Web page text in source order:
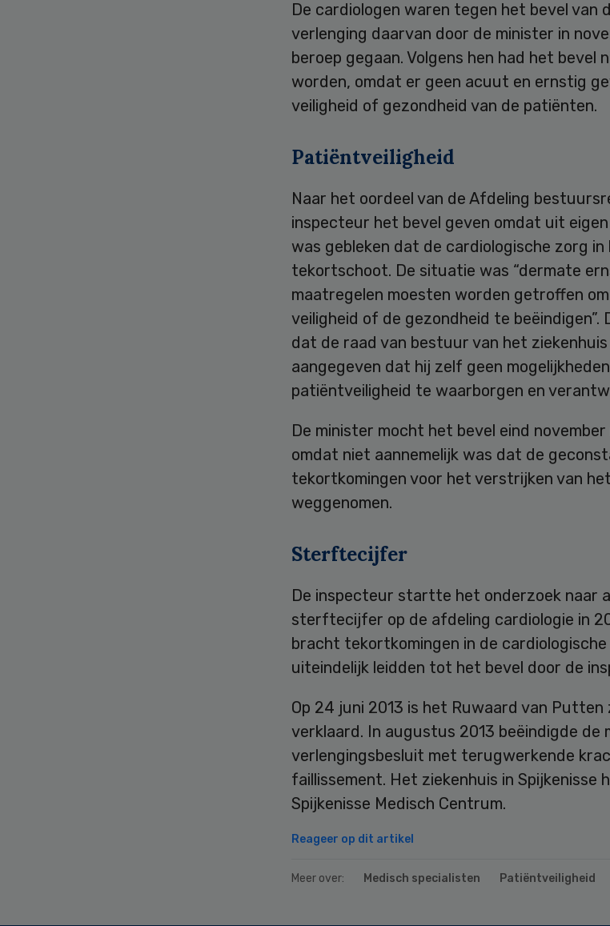
De cardiologen waren tegen het bevel van
verlenging daarvan door de minister in
beroep gegaan. Volgens hen had het bevel
worden, omdat er geen acuut en ernstig
veiligheid of gezondheid van de patiënten.
Patiëntveiligheid
Naar het oordeel van de Afdeling
inspecteur het bevel geven omdat uit
was gebleken dat de cardiologische zorg in
tekortschoot. De situatie was “dermate
maatregelen moesten worden getroffen
veiligheid of de gezondheid te beëindigen”.
dat de raad van bestuur van het
aangegeven dat hij zelf geen
patiëntveiligheid te waarborgen en
De minister mocht het bevel eind
omdat niet aannemelijk was dat de
tekortkomingen voor het verstrijken van
weggenomen.
Sterftecijfer
De inspecteur startte het onderzoek naar
sterftecijfer op de afdeling cardiologie in
bracht tekortkomingen in de
uiteindelijk leidden tot het bevel door de
Op 24 juni 2013 is het Ruwaard van Putten
verklaard. In augustus 2013 beëindigde de
verlengingsbesluit met terugwerkende
faillissement. Het ziekenhuis in Spijkenisse
Spijkenisse Medisch Centrum.
Reageer op dit artikel
Meer over: Medisch specialisten Patiëntveiligheid